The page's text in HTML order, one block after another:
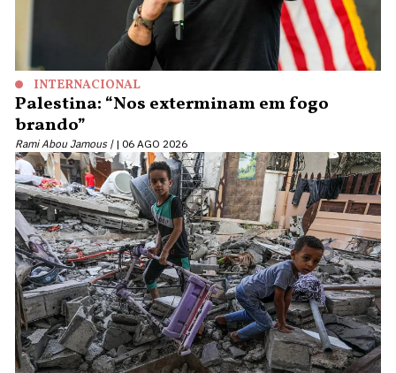
INTERNACIONAL
Palestina: “Nos exterminam em fogo
brando”
Rami Abou Jamous | 06 AGO 2026